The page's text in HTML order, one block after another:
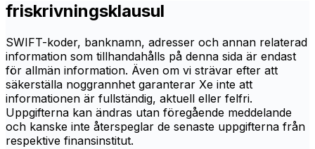
friskrivningsklausul
SWIFT-koder, banknamn, adresser och annan relaterad
information som tillhandahålls på denna sida är endast
för allmän information. Även om vi strävar efter att
säkerställa noggrannhet garanterar Xe inte att
informationen är fullständig, aktuell eller felfri.
Uppgifterna kan ändras utan föregående meddelande
och kanske inte återspeglar de senaste uppgifterna från
respektive finansinstitut.